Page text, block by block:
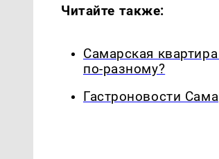
Читайте также:
Самарская
по-разному?
Гастроновости